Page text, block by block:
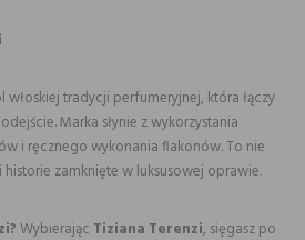
włoskiej tradycji perfumeryjnej, która łączy
Marka słynie z wykorzystania
i ręcznego wykonania flakonów. To nie
zamknięte w luksusowej oprawie.
Wybierając Tiziana Terenzi, sięgasz po